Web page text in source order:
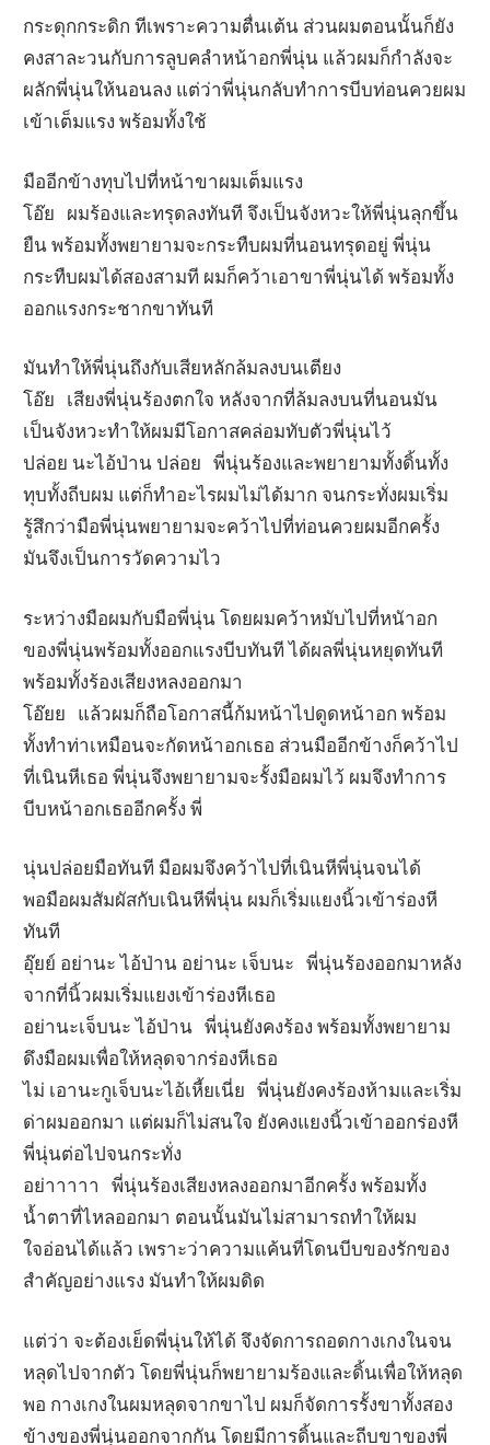
กระดุกกระดิก ทีเพราะความตื่นเต้น ส่วนผมตอนนั้นก็ยัง
คงสาละวนกับการลูบคลำหน้าอกพี่นุ่น แล้วผมก็กำลังจะ
ผลักพี่นุ่นให้นอนลง แต่ว่าพี่นุ่นกลับทำการบีบท่อนควยผม
เข้าเต็มแรง พร้อมทั้งใช้
มืออีกข้างทุบไปที่หน้าขาผมเต็มแรง
โอ๊ย ผมร้องและทรุดลงทันที จึงเป็นจังหวะให้พี่นุ่นลุกขึ้น
ยืน พร้อมทั้งพยายามจะกระทืบผมที่นอนทรุดอยู่ พี่นุ่น
กระทืบผมได้สองสามที ผมก็คว้าเอาขาพี่นุ่นได้ พร้อมทั้ง
ออกแรงกระชากขาทันที
มันทำให้พี่นุ่นถึงกับเสียหลักล้มลงบนเตียง
โอ๊ย เสียงพี่นุ่นร้องตกใจ หลังจากที่ล้มลงบนที่นอนมัน
เป็นจังหวะทำให้ผมมีโอกาสคล่อมทับตัวพี่นุ่นไว้
ปล่อย นะไอ้ป่าน ปล่อย พี่นุ่นร้องและพยายามทั้งดิ้นทั้ง
ทุบทั้งถีบผม แต่ก็ทำอะไรผมไม่ได้มาก จนกระทั่งผมเริ่ม
รู้สึกว่ามือพี่นุ่นพยายามจะคว้าไปที่ท่อนควยผมอีกครั้ง
มันจึงเป็นการวัดความไว
ระหว่างมือผมกับมือพี่นุ่น โดยผมคว้าหมับไปที่หนัาอก
ของพี่นุ่นพร้อมทั้งออกแรงบีบทันที ได้ผลพี่นุ่นหยุดทันที
พร้อมทั้งร้องเสียงหลงออกมา
โอ๊ยย แล้วผมก็ถือโอกาสนี้ก้มหน้าไปดูดหน้าอก พร้อม
ทั้งทำท่าเหมือนจะกัดหน้าอกเธอ ส่วนมืออีกข้างก็คว้าไป
ที่เนินหีเธอ พี่นุ่นจึงพยายามจะรั้งมือผมไว้ ผมจึงทำการ
บีบหน้าอกเธออีกครั้ง พี่
นุ่นปล่อยมือทันที มือผมจึงคว้าไปที่เนินหีพี่นุ่นจนได้
พอมือผมสัมผัสกับเนินหีพี่นุ่น ผมก็เริ่มแยงนิ้วเข้าร่องหี
ทันที
อุ๊ยย์ อย่านะ ไอ้ป่าน อย่านะ เจ็บนะ พี่นุ่นร้องออกมาหลัง
จากที่นิ้วผมเริ่มแยงเข้าร่องหีเธอ
อย่านะเจ็บนะ ไอ้ป่าน พี่นุ่นยังคงร้อง พร้อมทั้งพยายาม
ดึงมือผมเพื่อให้หลุดจากร่องหีเธอ
ไม่ เอานะกูเจ็บนะไอ้เหี้ยเนี่ย พี่นุ่นยังคงร้องห้ามและเริ่ม
ด่าผมออกมา แต่ผมก็ไม่สนใจ ยังคงแยงนิ้วเข้าออกร่องหี
พี่นุ่นต่อไปจนกระทั่ง
อย่าาาาา พี่นุ่นร้องเสียงหลงออกมาอีกครั้ง พร้อมทั้ง
น้ำตาที่ไหลออกมา ตอนนั้นมันไม่สามารถทำให้ผม
ใจอ่อนได้แล้ว เพราะว่าความแค้นที่โดนบีบของรักของ
สำคัญอย่างแรง มันทำให้ผมดิด
แต่ว่า จะต้องเย็ดพี่นุ่นให้ได้ จึงจัดการถอดกางเกงในจน
หลุดไปจากตัว โดยพี่นุ่นก็พยายามร้องและดิ้นเพื่อให้หลุด
พอ กางเกงในผมหลุดจากขาไป ผมก็จัดการรั้งขาทั้งสอง
ข้างของพี่นุ่นออกจากกัน โดยมีการดิ้นและถีบขาของพี่